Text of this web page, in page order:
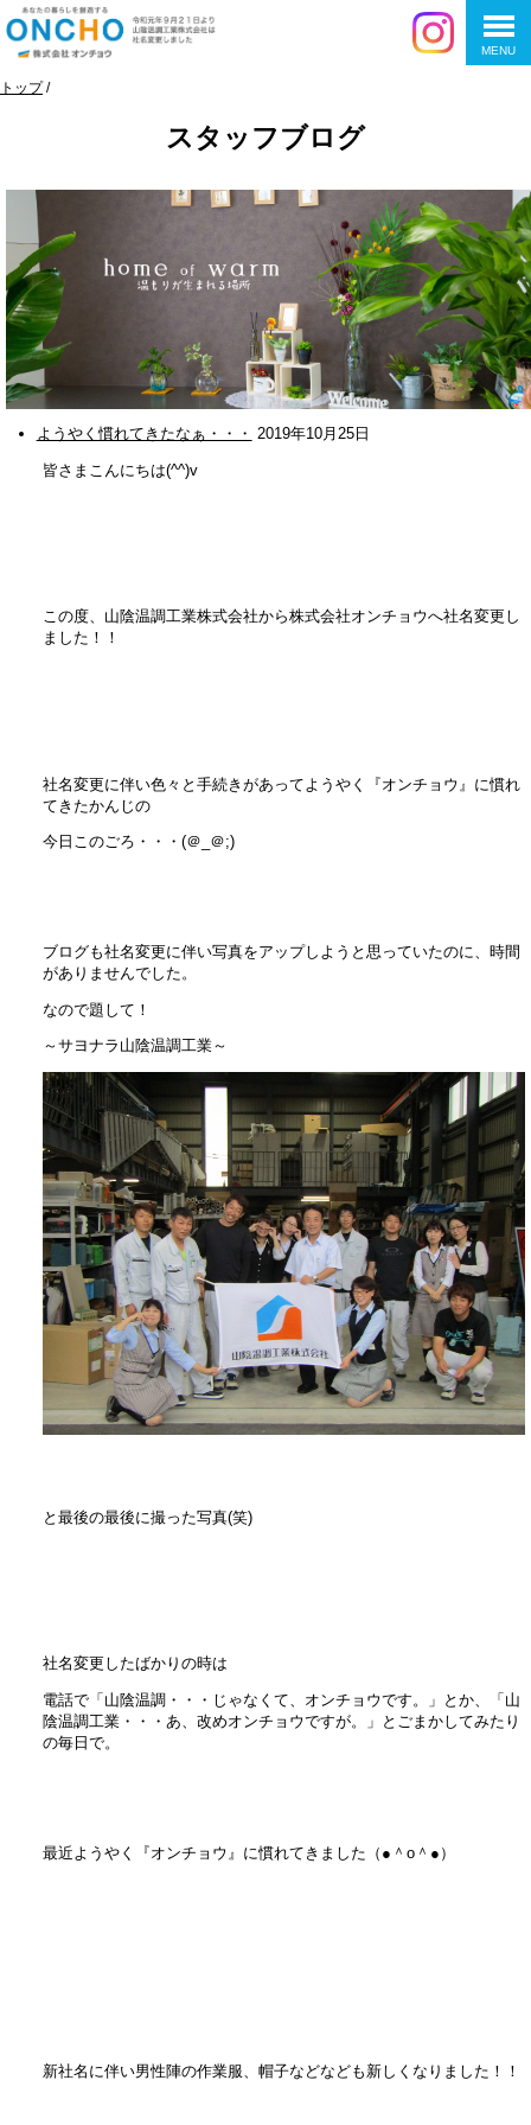
MENU
現
トップ/
スタッフブログ
ようやく慣れてきたなぁ・・・ 2019年10月25日
皆さまこんにちは(^^)v
この度、山陰温調工業株式会社から株式会社オンチョウへ社名変更し
ました！！
社名変更に伴い色々と手続きがあってようやく『オンチョウ』に慣れ
てきたかんじの
今日このごろ・・・(＠_＠;)
ブログも社名変更に伴い写真をアップしようと思っていたのに、時間
がありませんでした。
なので題して！
～サヨナラ山陰温調工業～
と最後の最後に撮った写真(笑)
社名変更したばかりの時は
電話で「山陰温調・・・じゃなくて、オンチョウです。」とか、「山
陰温調工業・・・あ、改めオンチョウですが。」とごまかしてみたり
の毎日で。
最近ようやく『オンチョウ』に慣れてきました（●＾o＾●）
新社名に伴い男性陣の作業服、帽子などなども新しくなりました！！